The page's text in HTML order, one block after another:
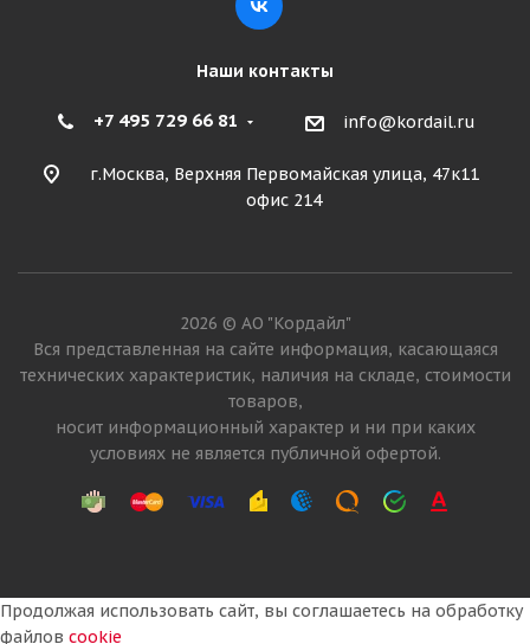
Наши контакты
+7 495 729 66 81 info@kordail.ru
г.Москва, Верхняя Первомайская улица, 47к11
офис 214
2026 © АО "Кордайл"
Вся представленная на сайте информация, касающаяся
технических характеристик, наличия на складе, стоимости
товаров,
носит информационный характер и ни при каких
условиях не является публичной офертой.
Продолжая использовать сайт, вы соглашаетесь на обработку
файлов cookie